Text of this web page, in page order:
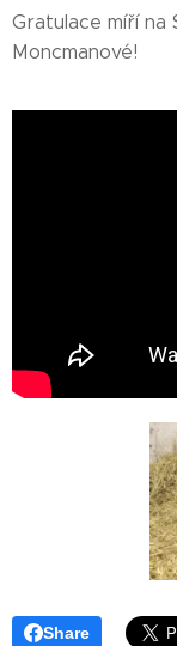
Gratulace míří na
Moncmanové!
Share